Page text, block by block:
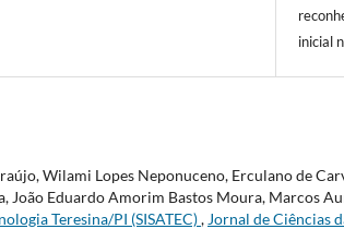
inicial
Wilami Lopes Neponuceno, Erculano de
João Eduardo Amorim Bastos Moura, Marcos
Teresina/PI (SISATEC), Jornal de Ciências